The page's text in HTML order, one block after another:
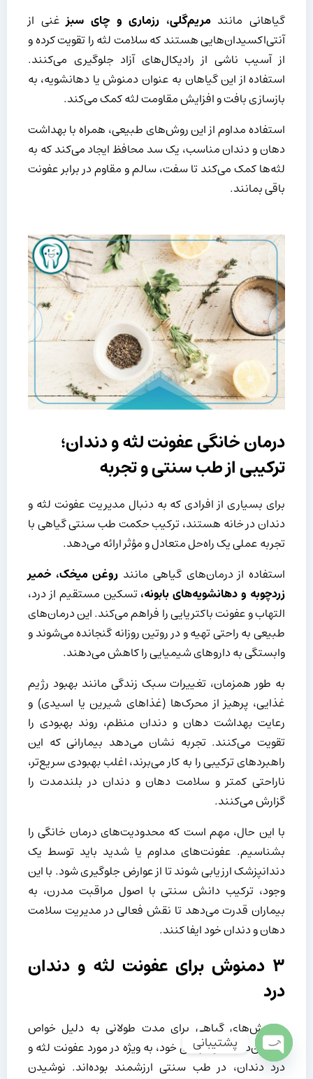
گیاهانی مانندمریم‌گلی، رزماری و چای سبزغنی از
آنتی‌اکسیدان‌هایی هستند که سلامت لثه را تقویت کرده و
از آسیب ناشی از رادیکال‌های آزاد جلوگیری می‌کنند.
استفاده از این گیاهان به عنوان دمنوش یا دهانشویه، به
بازسازی بافت و افزایش مقاومت لثه کمک می‌کند.
استفاده مداوم از این روش‌های طبیعی، همراه با بهداشت
دهان و دندان مناسب، یک سد محافظ ایجاد می‌کند که به
لثه‌ها کمک می‌کند تا سفت، سالم و مقاوم در برابر عفونت
باقی بمانند.
درمان خانگی عفونت لثه و دندان؛
ترکیبی از طب سنتی و تجربه
برای بسیاری از افرادی که به دنبال مدیریت عفونت لثه و
دندان در خانه هستند، ترکیب حکمت طب سنتی گیاهی با
تجربه عملی یک راه‌حل متعادل و مؤثر ارائه می‌دهد.
استفاده از درمان‌های گیاهی مانند روغن میخک، خمیر
زردچوبه و دهانشویه‌های بابونه،تسکین مستقیم از درد،
التهاب و عفونت باکتریایی را فراهم می‌کند. این درمان‌های
طبیعی به راحتی تهیه و در روتین روزانه گنجانده می‌شوند و
وابستگی به داروهای شیمیایی را کاهش می‌دهند.
به طور همزمان، تغییرات سبک زندگی مانند بهبود رژیم
غذایی، پرهیز از محرک‌ها (غذاهای شیرین یا اسیدی) و
رعایت بهداشت دهان و دندان منظم، روند بهبودی را
تقویت می‌کنند. تجربه نشان می‌دهد بیمارانی که این
راهبردهای ترکیبی را به کار می‌برند، اغلب بهبودی سریع‌تر،
ناراحتی کمتر و سلامت دهان و دندان در بلندمدت را
گزارش می‌کنند.
با این حال، مهم است که محدودیت‌های درمان خانگی را
بشناسیم. عفونت‌های مداوم یا شدید باید توسط یک
دندانپزشک ارزیابی شوند تا از عوارض جلوگیری شود. با این
وجود، ترکیب دانش سنتی با اصول مراقبت مدرن، به
بیماران قدرت می‌دهد تا نقش فعالی در مدیریت سلامت
دهان و دندان خود ایفا کنند.
۳ دمنوش‌ برای عفونت لثه و دندان
درد
دمنوش‌های گیاهی برای مدت طولانی به دلیل خواص
تسکین‌دهنده و درمانی خود، به ویژه در مورد عفونت لثه و
درد دندان، در طب سنتی ارزشمند بوده‌اند. نوشیدن
پشتیبانی
Open